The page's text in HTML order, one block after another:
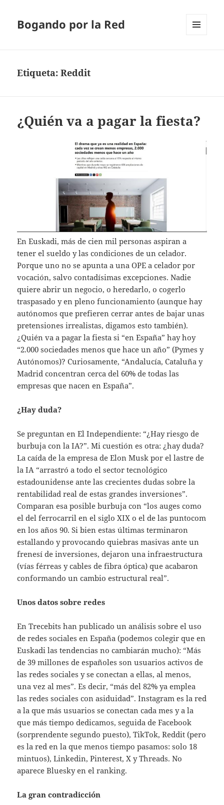
Bogando por la Red
Etiqueta:Reddit
¿Quién va a pagar la fiesta?
En Euskadi, más de cien mil personas aspiran a
tener el sueldo y las condiciones de un celador.
Porque uno no se apunta a una OPE a celador por
vocación, salvo contadísimas excepciones. Nadie
quiere abrir un negocio, o heredarlo, o cogerlo
traspasado y en pleno funcionamiento (aunque hay
autónomos que prefieren cerrar antes de bajar unas
pretensiones irrealistas, digamos esto también).
¿Quién va a pagar la fiesta si “en España” hay hoy
“2.000 sociedades menos que hace un año” (Pymes y
Autónomos)? Curiosamente, “Andalucía, Cataluña y
Madrid concentran cerca del 60% de todas las
empresas que nacen en España”.
¿Hay duda?
Se preguntan en El Independiente: “¿Hay riesgo de
burbuja con la IA?”. Mi cuestión es otra: ¿hay duda?
La caída de la empresa de Elon Musk por el lastre de
la IA “arrastró a todo el sector tecnológico
estadounidense ante las crecientes dudas sobre la
rentabilidad real de estas grandes inversiones”.
Comparan esa posible burbuja con “los auges como
el del ferrocarril en el siglo XIX o el de las puntocom
en los años 90. Si bien estas últimas terminaron
estallando y provocando quiebras masivas ante un
frenesí de inversiones, dejaron una infraestructura
(vías férreas y cables de fibra óptica) que acabaron
conformando un cambio estructural real”.
Unos datos sobre redes
En Trecebits han publicado un análisis sobre el uso
de redes sociales en España (podemos colegir que en
Euskadi las tendencias no cambiarán mucho): “Más
de 39 millones de españoles son usuarios activos de
las redes sociales y se conectan a ellas, al menos,
una vez al mes”. Es decir, “más del 82% ya emplea
las redes sociales con asiduidad”. Instagram es la red
a la que más usuarios se conectan cada mes y a la
que más tiempo dedicamos, seguida de Facebook
(sorprendente segundo puesto), TikTok, Reddit (pero
es la red en la que menos tiempo pasamos: solo 18
mintuos), Linkedin, Pinterest, X y Threads. No
aparece Bluesky en el ranking.
La gran contradicción